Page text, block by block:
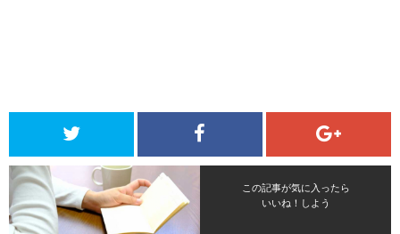
この記事が気に入ったら
いいね！しよう